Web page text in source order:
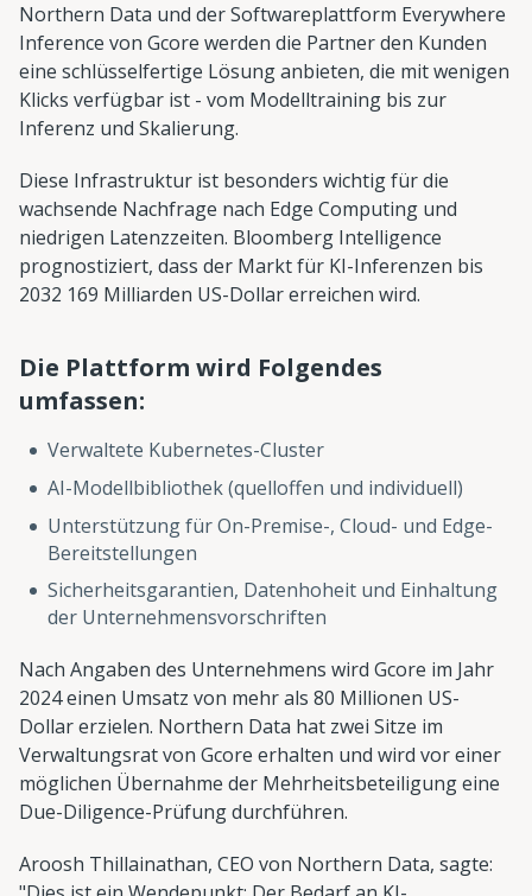
Northern Data und der Softwareplattform Everywhere
Inference von Gcore werden die Partner den Kunden
eine schlüsselfertige Lösung anbieten, die mit wenigen
Klicks verfügbar ist - vom Modelltraining bis zur
Inferenz und Skalierung.
Diese Infrastruktur ist besonders wichtig für die
wachsende Nachfrage nach Edge Computing und
niedrigen Latenzzeiten. Bloomberg Intelligence
prognostiziert, dass der Markt für KI-Inferenzen bis
2032 169 Milliarden US-Dollar erreichen wird.
Die Plattform wird Folgendes
umfassen:
Verwaltete Kubernetes-Cluster
AI-Modellbibliothek (quelloffen und individuell)
Unterstützung für On-Premise-, Cloud- und Edge-
Bereitstellungen
Sicherheitsgarantien, Datenhoheit und Einhaltung
der Unternehmensvorschriften
Nach Angaben des Unternehmens wird Gcore im Jahr
2024 einen Umsatz von mehr als 80 Millionen US-
Dollar erzielen. Northern Data hat zwei Sitze im
Verwaltungsrat von Gcore erhalten und wird vor einer
möglichen Übernahme der Mehrheitsbeteiligung eine
Due-Diligence-Prüfung durchführen.
Aroosh Thillainathan, CEO von Northern Data, sagte: